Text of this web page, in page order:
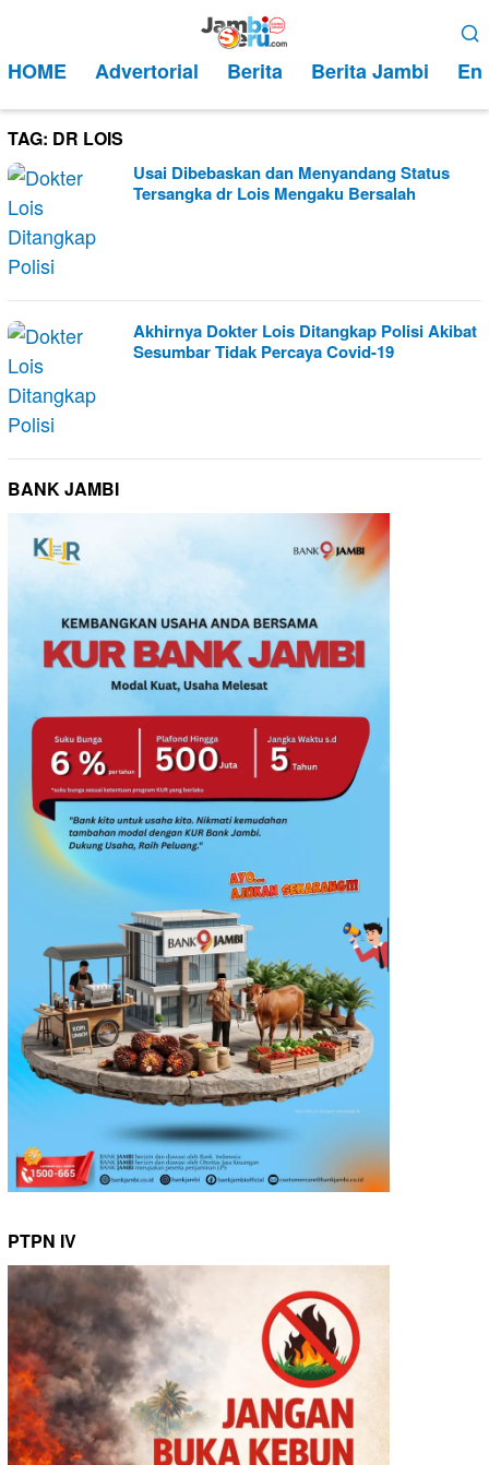
kontenMobile
HOME Advertorial Berita Berita Jambi
TAG: DR LOIS
Usai Dibebaskan dan Menyandang Status
Tersangka dr Lois Mengaku Bersalah
Akhirnya Dokter Lois Ditangkap Polisi Akibat
Sesumbar Tidak Percaya Covid-19
BANK JAMBI
PTPN IV